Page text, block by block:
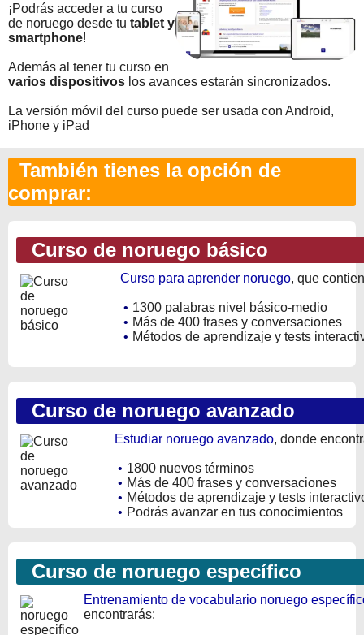
¡Podrás acceder a tu curso
de noruego desde tu tablet y
smartphone!
Además al tener tu curso en
varios dispositivos los avances estarán sincronizados.
La versión móvil del curso puede ser usada con Android,
iPhone y iPad
También tienes la opción de
comprar:
Curso de noruego básico
Curso para aprender noruego, que
• 1300 palabras nivel básico-medio
• Más de 400 frases y conversaciones
• Métodos de aprendizaje y tests
Curso de noruego avanzado
Estudiar noruego avanzado, donde
• 1800 nuevos términos
• Más de 400 frases y conversaciones
• Métodos de aprendizaje y tests
• Podrás avanzar en tus conocimientos
Curso de noruego específico
Entrenamiento de vocabulario noruego
encontrarás: